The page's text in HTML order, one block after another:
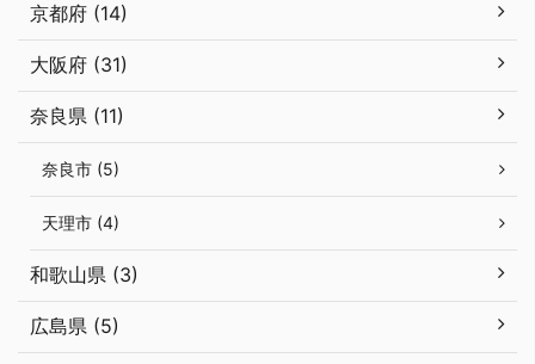
京都府 (14)
大阪府 (31)
奈良県 (11)
奈良市 (5)
天理市 (4)
和歌山県 (3)
広島県 (5)